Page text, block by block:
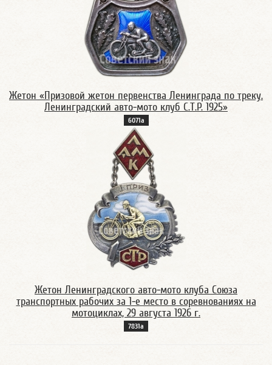
Жетон «Призовой жетон первенства Ленинграда по треку.
Ленинградский авто-мото клуб С.Т.Р. 1925»
6071а
Жетон Ленинградского авто-мото клуба Союза
транспортных рабочих за 1-е место в соревнованиях на
мотоциклах, 29 августа 1926 г.
7831а